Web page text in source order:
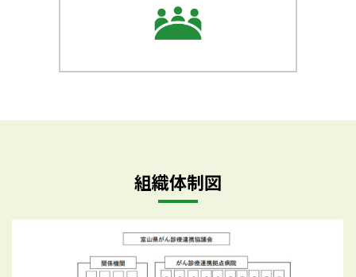
組織体制図